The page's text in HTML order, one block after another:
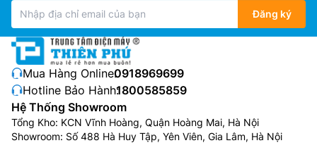
Đăng ký
Mua Hàng Online:0918969699
Hotline Bảo Hành:1800585859
Hệ Thống Showroom
Tổng Kho: KCN Vĩnh Hoàng, Quận Hoàng Mai, Hà Nội
Showroom: Số 488 Hà Huy Tập, Yên Viên, Gia Lâm, Hà Nội